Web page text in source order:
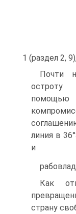
1 (раздел 2,
Почти
остроту
помощью
линия в
и
Как
страну